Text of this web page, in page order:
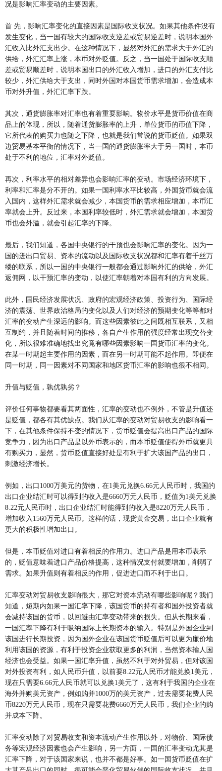
况是影响汇率变动的主要因素。
首 先，影响汇率变化的直接因素是国际收支状况。如果其他条件没有
发生变化，当一国有较大的国际收支逆差或贸易逆差时，说明本国外
汇收入比外汇支出少。在这种情况下，显然对外汇的需求大于外汇的
供给，外汇汇率上涨，本币对外贬值。反之，当一国处于国际收支顺
差或贸易顺差时，说明本国出口的外汇收入增加，进口的外汇支付比
较少，外汇供给大于支出，同时外国对本国货币需求增加，会造成本
币对外升值，外汇汇率下跌。
其次，通货膨胀率对汇率也有着重要影响。物价水平是货币价值在商
品上的体现，所以，随着通货膨胀率的上升，单位货币的币值下降，
它所代表的购买力也随之下降，也就是我们常说的货币贬值。如果双
边贸易基本平衡的情况下，当一国的通货膨胀率大于另一国时，本币
处于不利的地位，汇率对外贬值。
再次，利率水平的相对差异也会影响汇率的变动。市场经济环境下，
利率和汇率是分不开的。如果一国利率水平比较高，外国货币就会流
入国内，这样外汇需求就会减少，本国货币的需求相应增加，本币汇
率就会上升。反过来，本国利率较低时，外汇需求就会增加，本国货
币也会外溢，就会引起汇率的下降。
最后，我们知道，各国中央银行的干预也会影响汇率的变化。因为一
国的迸出口贸易、资本的流动以及国际收支状况都和汇率有着千丝万
缕的联系，所以一国的中央银行一般都会通过影响外汇的供给，外汇
返佣网，以干预汇率的变动，以使汇率朝着对本国有利的方向发展。
此外，国民经济发展状况、政府的宏观经济政策、投资行为、国际经
济的震荡、世界政治格局的变化以及人们对经济的预期变化等等都对
汇率的变动产生深远的影响。而这些因素彼此之间既相互联系，又相
互制约，并且随着时间的推移，各自产生作用的强度经常出现交替变
化，所以很难准确地找出究竟有哪些因素影响一国货币汇率的变化。
在某一时期起主要作用的因素，而在另一时期可能不起作用。即便在
同一时期，同一因素对不同国家和地区货币汇率的影响也很不相同。
升值与贬值，孰优孰劣？
评价任何事物都要看其两面性，汇率的变动也不例外，不管是升值还
是贬值，都各有其优缺点。我们从汇率的变动对贸易收支的影响看一
下，在其他条件保持不变的情况下，货币贬值会提高出口产品的国际
竞争力，因为出口产品是以外币表示的，而本币贬值使得外币就更具
有购买力，显然，货币贬值直接好处是有利于扩大该国产品的出口，
剌激经济增长。
例如，出口1000万美元的货物，在1美元兑换6.66元人民币时，我国的
出口企业结汇时可以得到的收入是6660万元人民币，贬值为1美元兑换
8.22元人民币时，出口企业结汇时能得到的收入是8220万元人民币，
增加收入1560万元人民币。这样的话，现货黄金交易，出口企业就有
更大的积极性增加出口。
但是，本币贬值对进口有着相反的作用力。进口产品是用本币表示
的，贬值意味着进口产品价格提高，这种情况支付就要增加，削弱了
需求。如果升值则有着相反的作用，促进进口而不利于出口。
汇率变动对贸易收支影响很大，那它对资本流动有哪些影响呢？我们
知道，短期内如果一国汇率下降，该国货币的持有者和国外投资者就
会减持该国的货币，以回避由汇率变动带来的损失。但从长期来看，
一国汇率下降有利于吸纳国际上长期资本的输入。特别是外国企业到
该国进行长期投资，因为国外企业在该国货币贬值后可以更为廉价地
利用该国的资源，有利于投资企业获取更多的利润，当然资本输人国
经济也会受益。如果一国汇率升值，虽然不利于对外贸易，但对该国
对外投资有利，如人民币升值，以前要8.22元人民币才能兑换1美元，
现在只需要6.66元人民币就可以兑换1美元了，这有利于我国的企业在
海外并购美元资产，例如购并1000万的美元资产，过去需要花费人民
币8220万元人民币，现在只需要花费6660万元人民币，我们企业的购
并成本下降。
汇率变动除了对贸易收支和资本流动产生作用以外，对物价、国际债
务等宏观经济因素也会产生影响，另一方面，一国的汇率变动尤其是
汇率下降，对于该国家来说，也并不都是好事。如一国货币贬值在扩